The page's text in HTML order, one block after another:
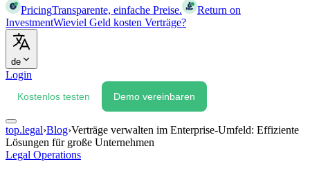
PricingTransparente, einfache Preise.
Return on
InvestmentWieviel Geld kosten Verträge?
de
Login
Kostenlos testen Demo vereinbaren
top.legal›Blog›Verträge verwalten im Enterprise-Umfeld: Effiziente
Lösungen für große Unternehmen
Legal Operations